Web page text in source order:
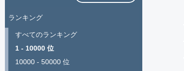
ランキング
すべてのランキング
1 - 10000 位
10000 - 50000 位